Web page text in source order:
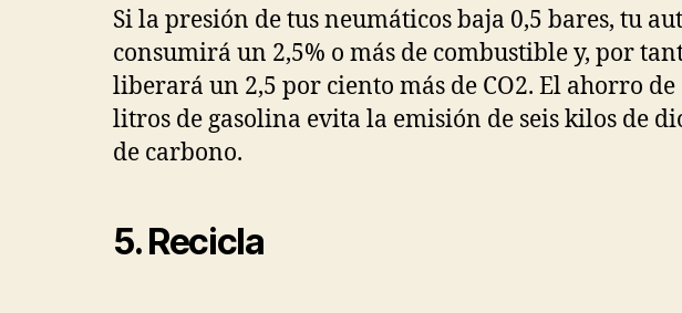
Si la presión de tus neumáticos baja 0,5 bares, tu
consumirá un 2,5% o más de combustible y, por
liberará un 2,5 por ciento más de CO2. El ahorro
litros de gasolina evita la emisión de seis kilos de
de carbono.
5. Recicla